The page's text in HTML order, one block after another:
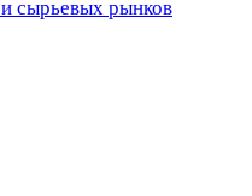
сырьевых рынков